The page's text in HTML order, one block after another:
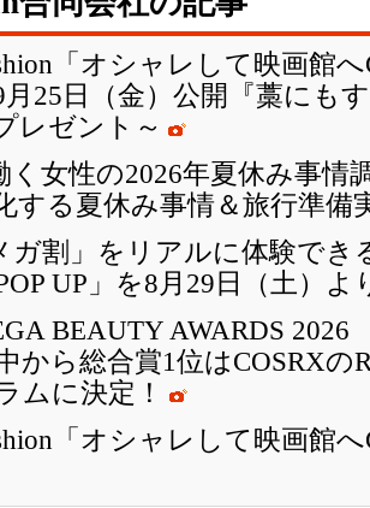
「オシャレして映画館
月25日（金）公開『藁にも
レゼント～
く女性の2026年夏休み事情
する夏休み事情＆旅行準備
ガ割」をリアルに体験でき
UP」を8月29日（土）よ
BEAUTY AWARDS
から総合賞1位はCOSRX
ムに決定！
「オシャレして映画館